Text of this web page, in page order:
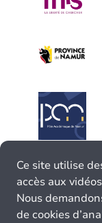
Ce site utilise
accès aux
Nous
de cookies